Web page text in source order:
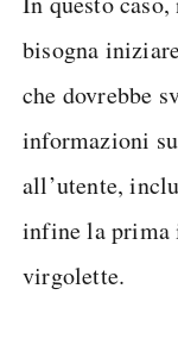
bisogna
che dovrebbe
informazioni
all’utente,
infine la prima
virgolette.